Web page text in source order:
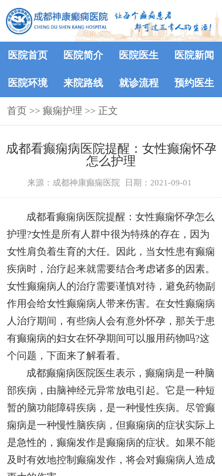
医院首页 医院简介 医院医生 医院新闻
医院环境 来院路线 就诊流程 预约医生
首页 >> 癫痫护理 >> 正文
成都看癫痫病医院提醒：女性癫痫怀孕
怎么护理
来源：成都神康癫痫医院 日期：2021-09-01
成都看癫痫病医院提醒：女性癫痫怀孕怎么
护理?女性是所有人群中很为特殊的存在，因为
女性肩负着生育的大任。因此，当女性患有癫痫
疾病时，治疗起来就需要结合考虑诸多的因素。
女性癫痫病人的治疗需要谨慎对待，避免药物副
作用会给女性癫痫病人带来伤害。在女性癫痫病
人治疗期间，有些病人会有意外怀孕，那关于患
有癫痫病的妇女在怀孕期间可以服用药物吗?这
个问题，下面来了解看看。
成都癫痫病医院医生表示，癫痫病是一种脑
部疾病，由脑神经元异常放电引起。它是一种短
暂的脑功能障碍疾病，是一种慢性疾病。尽管癫
痫病是一种慢性脑疾病，但癫痫病的症状实际上
是急性的，癫痫发作是癫痫病的症状。如果不能
及时有效地控制癫痫发作，将会对癫痫病人造成